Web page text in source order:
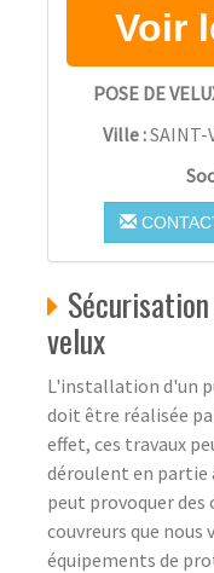
POSE DE
Ville :SAINT-
velux
L'installation d'un
doit être réalisée
effet, ces travaux
déroulent en partie
peut provoquer
couvreurs que
équipements de